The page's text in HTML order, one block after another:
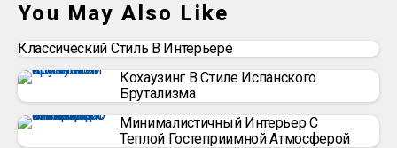
You May Also Like
Классический Стиль В Интерьере
Кохаузинг В Стиле Испанского
Брутализма
Минималистичный Интерьер С
Теплой Гостеприимной Атмосферой